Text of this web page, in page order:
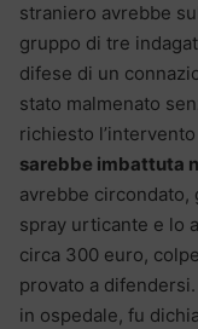
straniero avrebbe
gruppo di tre
difese di un
stato malmenato
richiesto l’intervento
sarebbe imbattuta
avrebbe circondato,
spray urticante e lo
circa 300 euro,
provato a
in ospedale, fu